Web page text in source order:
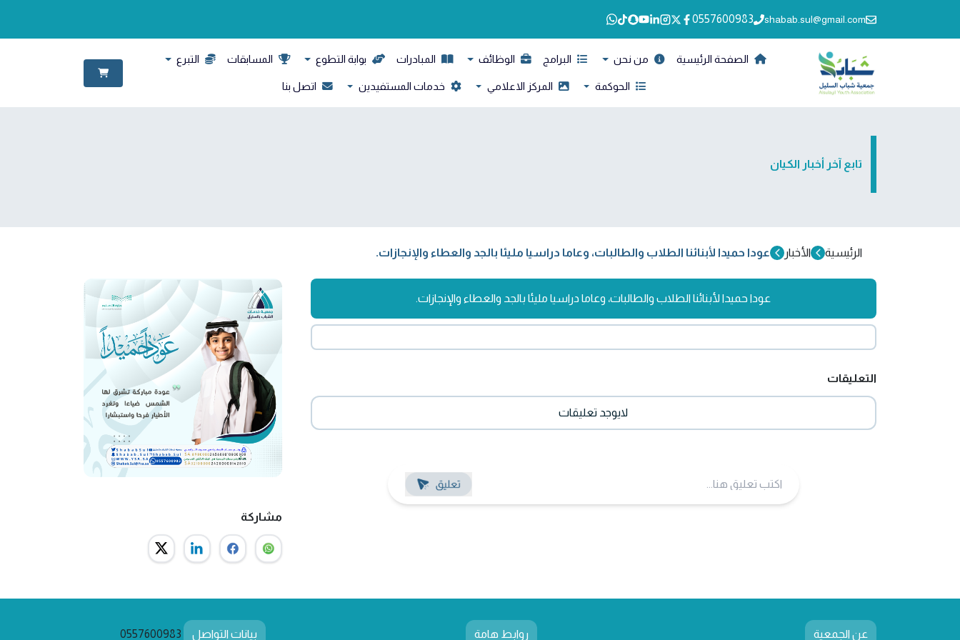
shabab.sul@gmail.com
0557600983
الصفحة الرئيسية من نحن البرامج الوظائف المبادرات بوابة التطوع المسابقات التبرع
الحوكمة المركز الاعلامي خدمات المستفيدين اتصل بنا
تابع آخر أخبار الكيان
الرئيسية الأخبار عودا حميدا لأبنائنا الطلاب والطالبات، وعاما دراسيا مليئا بالجد والعطاء والإنجازات.
عودا حميدا لأبنائنا الطلاب والطالبات، وعاما دراسيا مليئا بالجد والعطاء والإنجازات.
التعليقات
لايوجد تعليقات
مشاركة
عن الجمعية روابط هامة بيانات التواصل 0557600983